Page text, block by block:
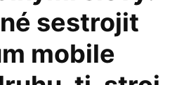
sestrojit
mobile